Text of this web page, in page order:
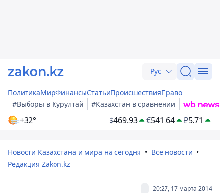
Рус
ПолитикаМирФинансыСтатьиПроисшествияПраво
#Выборы в Курултай
#Казахстан в сравнении
+32° $469.93 €541.64 ₽5.71
Новости Казахстана и мира на сегодня
Все новости
Редакция Zakon.kz
20:27, 17 марта 2014